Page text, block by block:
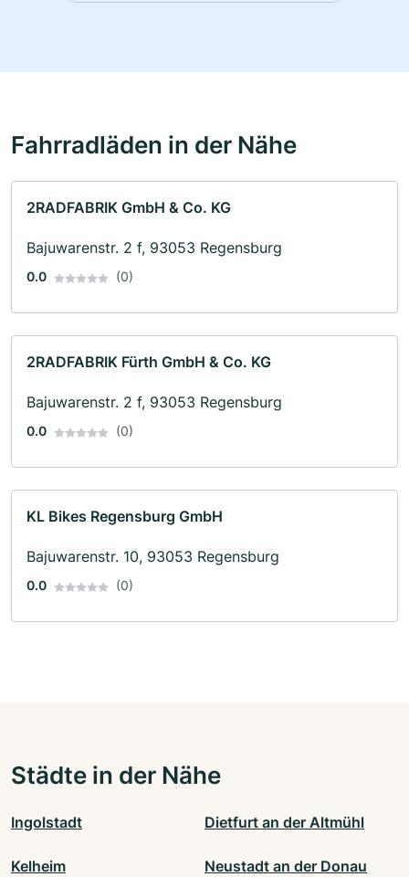
Fahrradläden in der Nähe
2RADFABRIK GmbH & Co. KG
Bajuwarenstr. 2 f, 93053 Regensburg
0.0 (0)
2RADFABRIK Fürth GmbH & Co. KG
Bajuwarenstr. 2 f, 93053 Regensburg
0.0 (0)
KL Bikes Regensburg GmbH
Bajuwarenstr. 10, 93053 Regensburg
0.0 (0)
Städte in der Nähe
Ingolstadt Dietfurt an der Altmühl
Kelheim Neustadt an der Donau